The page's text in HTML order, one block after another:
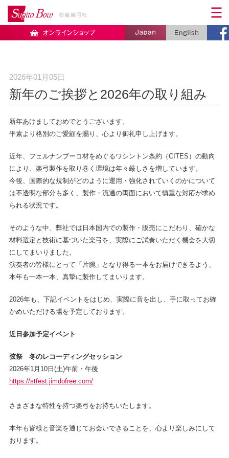
2026年01月05日
新年のご挨拶と2026年の取り組み
新年あけましておめでとうございます。
平素より格別のご愛顧を賜り、心より御礼申し上げます。
近年、フェルナンブーコ材をめぐるワシントン条約（CITES）の動向
により、楽弓製作を取り巻く環境は年々厳しさを増しています。
今後、国際的な規制がどのように運用・強化されていくのかについて
は不透明な部分も多く、製作・流通の両面において慎重な対応が求め
られる状況です。
そのような中、弊社では日本国内での製作・販売にこだわり、確かな
材料選定と技術に基づいた楽弓を、実際にご試奏いただく機会を大切
にしてまいりました。
演奏者の皆様にとって「片腕」となり得る一本をお届けできるよう、
本年も一本一本、真摯に製作してまいります。
2026年も、下記イベントをはじめ、実際に音を出し、手に取ってお確
かめいただける場を予定しております。
近日参加予定イベント
弦祭 冬のレコーディングセッション
2026年1月10日(土)午前・午後
https://stfest.jimdofree.com/
さまざまな特性を持つ楽弓をお持ちいたします。
本年も皆様と音楽を通じてお会いできることを、心より楽しみにして
おります。